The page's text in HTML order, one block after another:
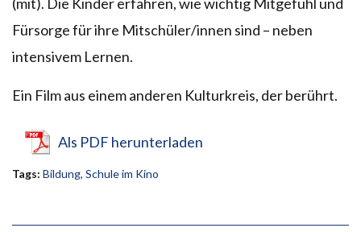
Fürsorge für ihre Mitschüler/innen sind – neben
intensivem Lernen.
Ein Film aus einem anderen Kulturkreis, der berührt.
Als PDF herunterladen
Tags: Bildung, Schule im Kino